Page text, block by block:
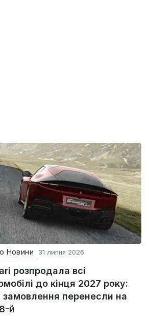
Новини 31 липня 2026
розпродала всі
до кінця 2027 року:
замовлення перенесли на
й